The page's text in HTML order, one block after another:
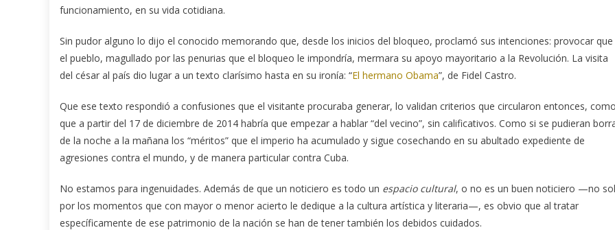
funcionamiento, en su vida cotidiana.
Sin pudor alguno lo dijo el conocido memorando que, desde los inicios del bloqueo, proclamó sus intenciones: provocar que
el pueblo, magullado por las penurias que el bloqueo le impondría, mermara su apoyo mayoritario a la Revolución. La visita
del césar al país dio lugar a un texto clarísimo hasta en su ironía: “El hermano Obama”, de Fidel Castro.
Que ese texto respondió a confusiones que el visitante procuraba generar, lo validan criterios que circularon entonces, como
que a partir del 17 de diciembre de 2014 habría que empezar a hablar “del vecino”, sin calificativos. Como si se pudieran
de la noche a la mañana los “méritos” que el imperio ha acumulado y sigue cosechando en su abultado expediente de
agresiones contra el mundo, y de manera particular contra Cuba.
No estamos para ingenuidades. Además de que un noticiero es todo un espacio cultural, o no es un buen noticiero —no
por los momentos que con mayor o menor acierto le dedique a la cultura artística y literaria—, es obvio que al tratar
específicamente de ese patrimonio de la nación se han de tener también los debidos cuidados.